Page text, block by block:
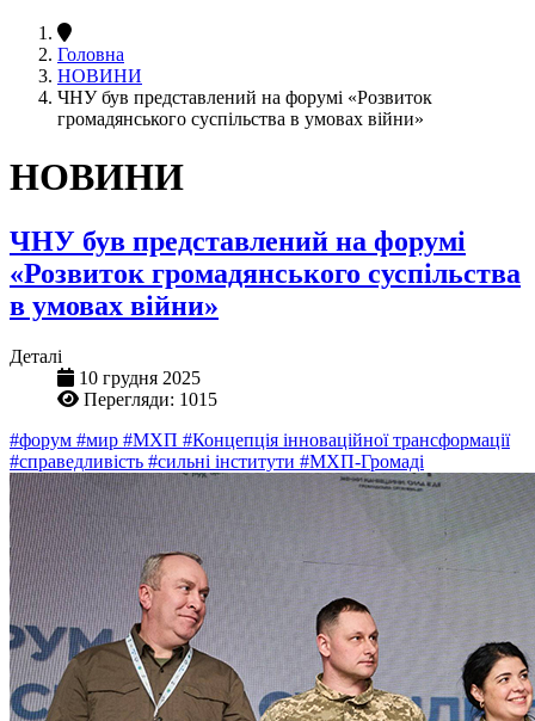
Головна
НОВИНИ
ЧНУ був представлений на форумі «Розвиток
громадянського суспільства в умовах війни»
НОВИНИ
ЧНУ був представлений на форумі
«Розвиток громадянського суспільства
в умовах війни»
Деталі
10 грудня 2025
Перегляди: 1015
#форум #мир #МХП #Концепція інноваційної трансформації
#справедливість #сильні інститути #МХП-Громаді